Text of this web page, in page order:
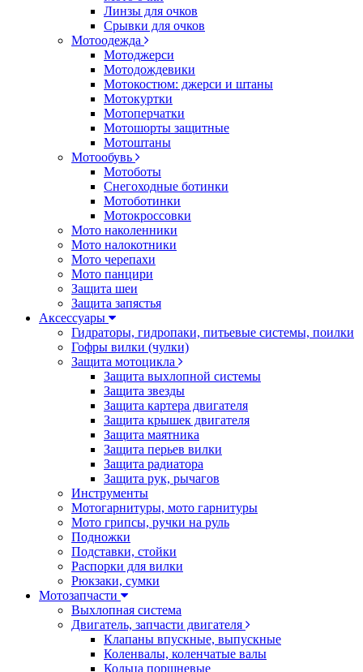
Линзы для очков
Срывки для очков
Мотоодежда
Мотоджерси
Мотодождевики
Мотокостюм: джерси и штаны
Мотокуртки
Мотоперчатки
Мотошорты защитные
Мотоштаны
Мотообувь
Мотоботы
Снегоходные ботинки
Мотоботинки
Мотокроссовки
Мото наколенники
Мото налокотники
Мото черепахи
Мото панцири
Защита шеи
Защита запястья
Аксессуары
Гидраторы, гидропаки, питьевые системы, поилки
Гофры вилки (чулки)
Защита мотоцикла
Защита выхлопной системы
Защита звезды
Защита картера двигателя
Защита крышек двигателя
Защита маятника
Защита перьев вилки
Защита радиатора
Защита рук, рычагов
Инструменты
Мотогарнитуры, мото гарнитуры
Мото грипсы, ручки на руль
Подножки
Подставки, стойки
Распорки для вилки
Рюкзаки, сумки
Мотозапчасти
Выхлопная система
Двигатель, запчасти двигателя
Клапаны впускные, выпускные
Коленвалы, коленчатые валы
Кольца поршневые